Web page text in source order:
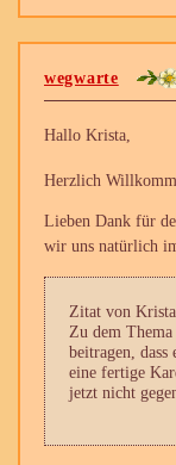
wegwarte
Hallo Krista,
Herzlich
Lieben Dank für
wir uns natürlich
Zitat von Krista
Zu dem
beitragen, dass
eine fertige
jetzt nicht